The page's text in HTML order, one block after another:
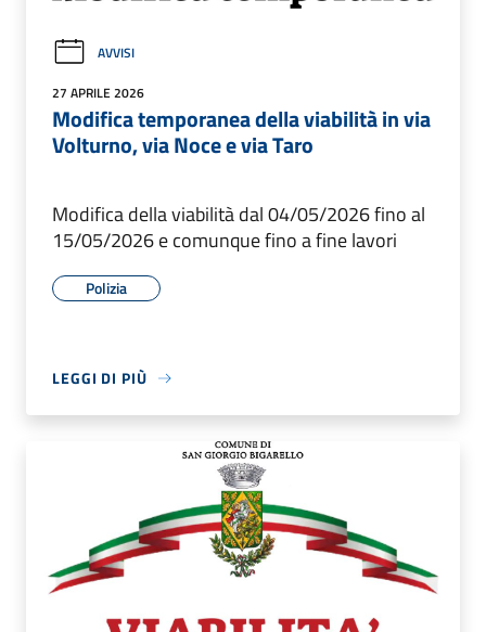
AVVISI
27 APRILE 2026
Modifica temporanea della viabilità in via
Volturno, via Noce e via Taro
Modifica della viabilità dal 04/05/2026 fino al
15/05/2026 e comunque fino a fine lavori
Polizia
LEGGI DI PIÙ